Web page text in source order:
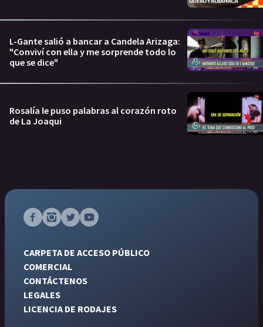
L-Gante salió a bancar a Candela Arizaga:
"Conviví con ella y me sorprende todo lo
que se dice"
Rosalía le puso palabras al corazón roto
de La Joaqui
CARPETA DE ACCESO PÚBLICO
COMERCIAL
CONTÁCTENOS
LEGALES
LICENCIA DE RODAJES